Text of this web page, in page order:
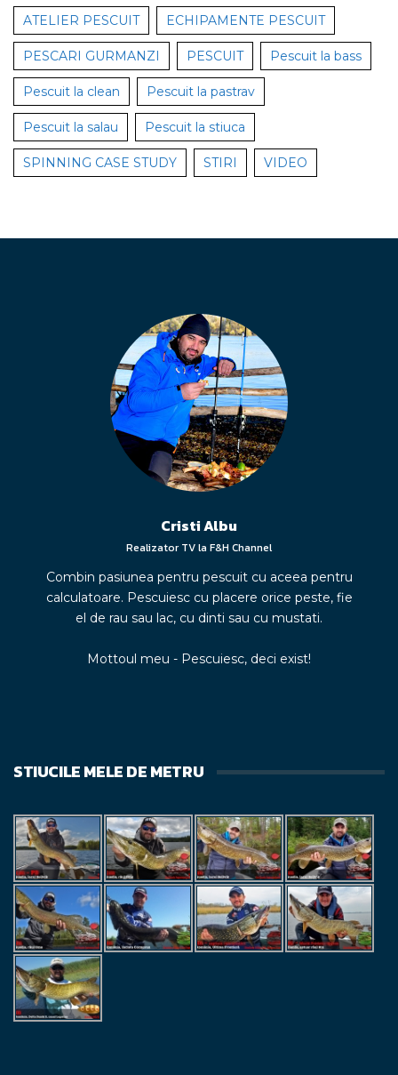
ATELIER PESCUIT ECHIPAMENTE PESCUIT
PESCARI GURMANZI PESCUIT Pescuit la bass
Pescuit la clean Pescuit la pastrav
Pescuit la salau Pescuit la stiuca
SPINNING CASE STUDY STIRI VIDEO
Cristi Albu
Realizator TV la F&H Channel
Combin pasiunea pentru pescuit cu aceea pentru
calculatoare. Pescuiesc cu placere orice peste, fie
el de rau sau lac, cu dinti sau cu mustati.
Mottoul meu - Pescuiesc, deci exist!
STIUCILE MELE DE METRU